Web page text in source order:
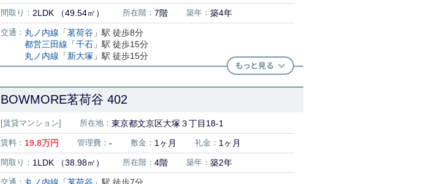
間取り： 2LDK （49.54㎡） 所在階： 7階 築年： 築4年
交通： 丸ノ内線 「茗荷谷 」駅 徒歩8分
都営三田線 「千石 」駅 徒歩15分
丸ノ内線 「新大塚 」駅 徒歩15分
BOWMORE茗荷谷 402
[賃貸マンション] 所在地： 東京都文京区大塚３丁目18-1
賃料： 19.8万円 管理費： - 敷金： 1ヶ月 礼金： 1ヶ月
間取り： 1LDK （38.98㎡） 所在階： 4階 築年： 築2年
交通：